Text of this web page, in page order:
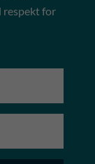
respekt for